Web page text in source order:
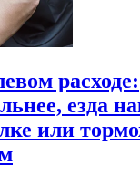
расходе:
езда
или